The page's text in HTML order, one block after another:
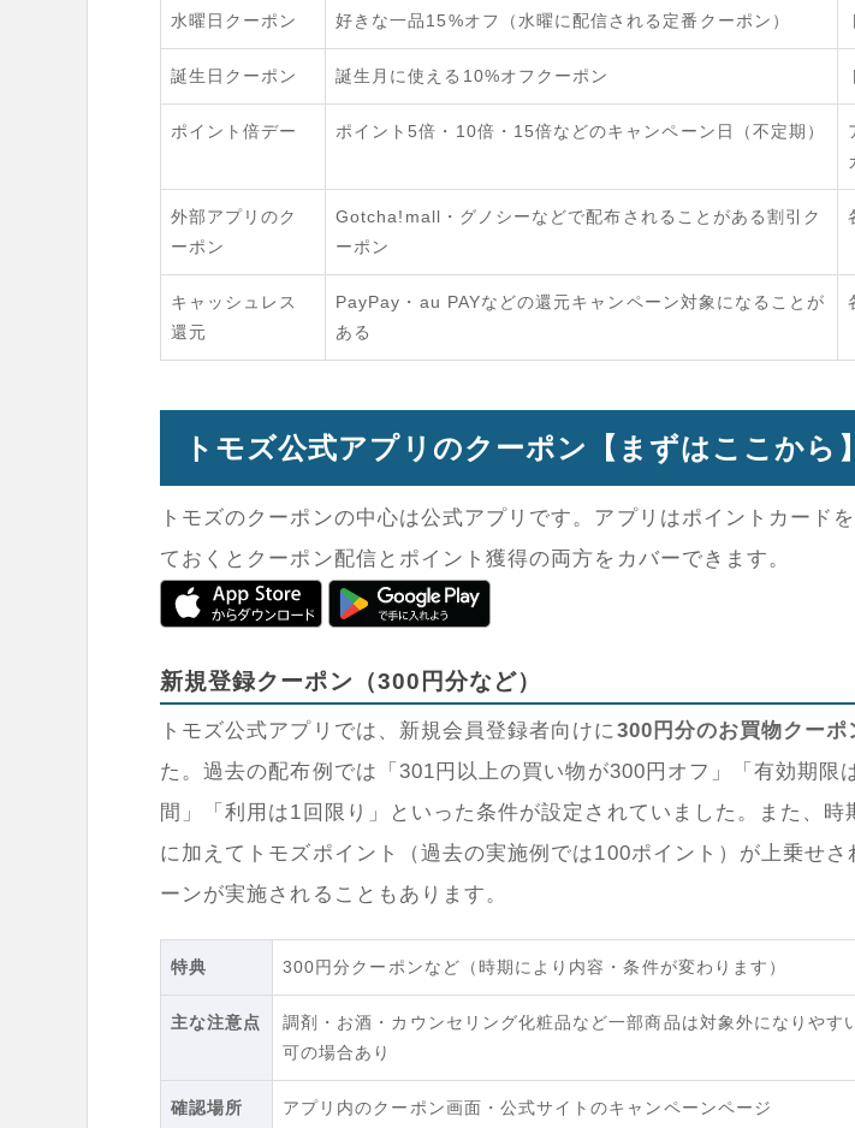
水曜日クーポン 好きな一品15%オフ（水曜に配信される定番クーポン）
誕生日クーポン 誕生月に使える10%オフクーポン
ポイント倍デー ポイント5倍・10倍・15倍などのキャンペーン日（不定期）
外部アプリのク
ーポン
Gotcha!mall・グノシーなどで配布されることがある割引ク
ーポン
キャッシュレス
還元
PayPay・au PAYなどの還元キャンペーン対象になることが
ある
トモズ公式アプリのクーポン【まずはここから】
トモズのクーポンの中心は公式アプリです。アプリはポイントカード
ておくとクーポン配信とポイント獲得の両方をカバーできます。
新規登録クーポン（300円分など）
トモズ公式アプリでは、新規会員登録者向けに300円分のお買物クーポ
た。過去の配布例では「301円以上の買い物が300円オフ」「有効期限
間」「利用は1回限り」といった条件が設定されていました。また、時
に加えてトモズポイント（過去の実施例では100ポイント）が上乗せ
ーンが実施されることもあります。
特典 300円分クーポンなど（時期により内容・条件が変わります）
主な注意点
調剤・お酒・カウンセリング化粧品など一部商品は対象外になりやす
可の場合あり
確認場所 アプリ内のクーポン画面・公式サイトのキャンペーンページ